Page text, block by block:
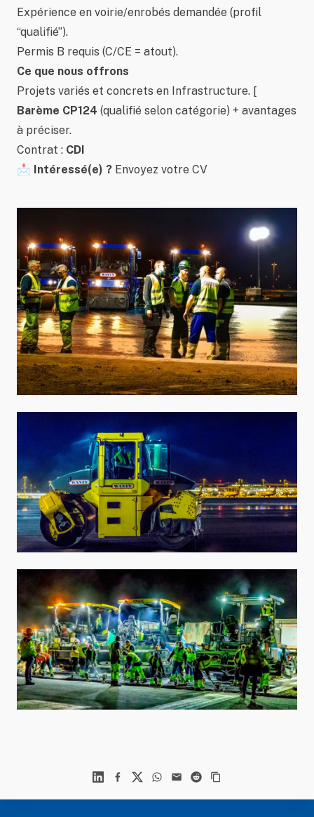
Expérience en voirie/enrobés demandée (profil
“qualifié”).
Permis B requis (C/CE = atout).
Ce que nous offrons
Projets variés et concrets en Infrastructure. [
Barème CP124 (qualifié selon catégorie) + avantages
à préciser.
Contrat : CDI
📩 Intéressé(e) ? Envoyez votre CV
LinkedinFacebook
X WhatsApp
MailReddit